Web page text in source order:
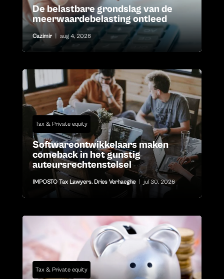
De belastbare grondslag van de
meerwaardebelasting ontleed
Cazimir aug 4, 2026
Tax & Private equity
Softwareontwikkelaars maken
comeback in het gunstig
auteursrechtenstelsel
IMPOSTO Tax Lawyers, Dries Verhaeghe jul 30, 2026
Tax & Private equity